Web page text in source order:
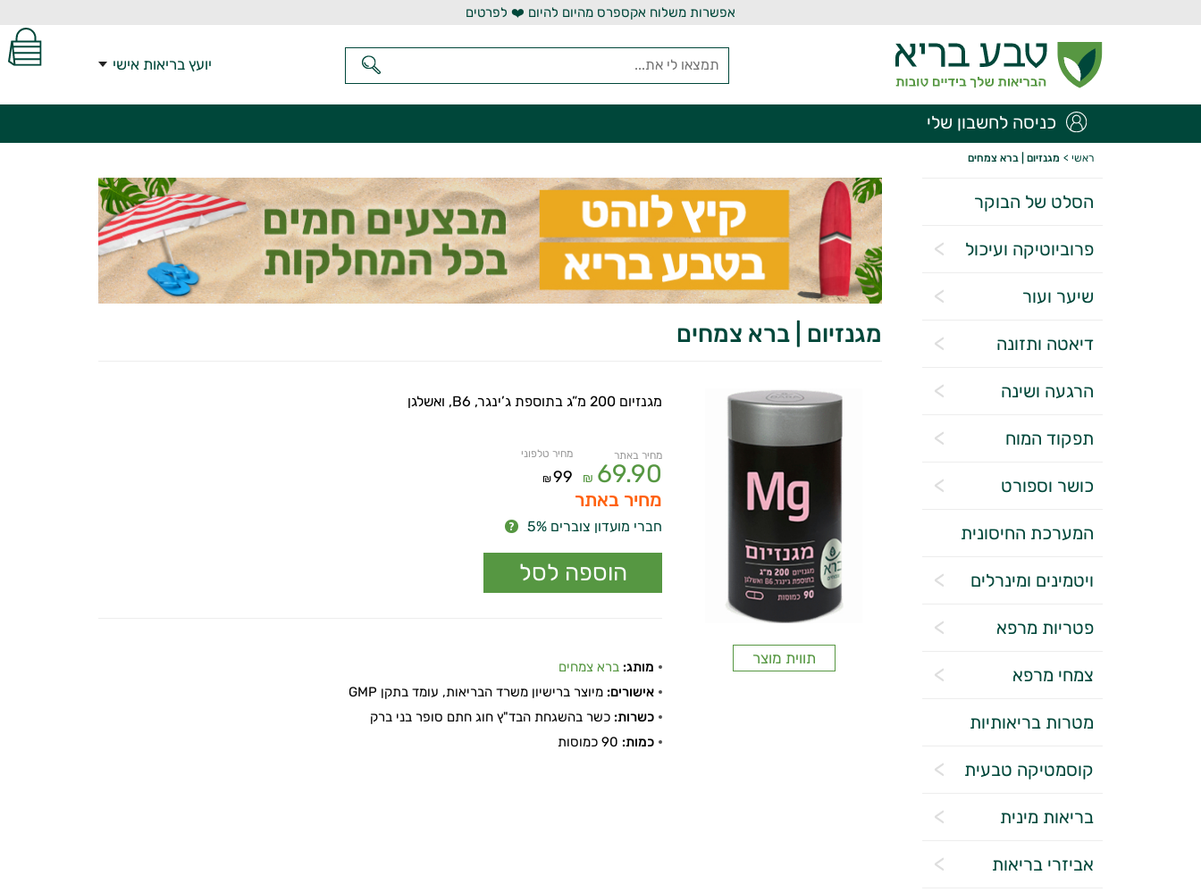
אפשרות משלוח אקספרס מהיום להיום ❤️ לפרטים
יועץ בריאות אישי
כניסה לחשבון שלי
ראשי > מגנזיום | ברא צמחים
הסלט של הבוקר
פרוביוטיקה ועיכול
שיער ועור
דיאטה ותזונה
הרגעה ושינה
תפקוד המוח
כושר וספורט
המערכת החיסונית
ויטמינים ומינרלים
פטריות מרפא
צמחי מרפא
מטרות בריאותיות
קוסמטיקה טבעית
בריאות מינית
אביזרי בריאות
מגנזיום | ברא צמחים
תווית מוצר
מגנזיום 200 מ”ג בתוספת ג’ינגר, B6, ואשלגן
מחיר באתר
69.90
₪
מחיר טלפוני
99
₪
מחיר באתר
חברי מועדון צוברים 5%
מותג: ברא צמחים
אישורים: מיוצר ברישיון משרד הבריאות, עומד בתקן GMP
כשרות: כשר בהשגחת הבד"ץ חוג חתם סופר בני ברק
כמות: